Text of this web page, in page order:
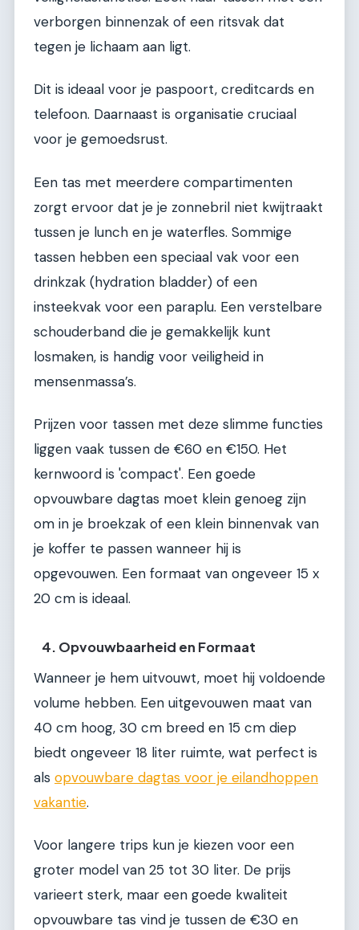
verborgen binnenzak of een ritsvak dat
tegen je lichaam aan ligt.
Dit is ideaal voor je paspoort, creditcards en
telefoon. Daarnaast is organisatie cruciaal
voor je gemoedsrust.
Een tas met meerdere compartimenten
zorgt ervoor dat je je zonnebril niet kwijtraakt
tussen je lunch en je waterfles. Sommige
tassen hebben een speciaal vak voor een
drinkzak (hydration bladder) of een
insteekvak voor een paraplu. Een verstelbare
schouderband die je gemakkelijk kunt
losmaken, is handig voor veiligheid in
mensenmassa’s.
Prijzen voor tassen met deze slimme functies
liggen vaak tussen de €60 en €150. Het
kernwoord is 'compact'. Een goede
opvouwbare dagtas moet klein genoeg zijn
om in je broekzak of een klein binnenvak van
je koffer te passen wanneer hij is
opgevouwen. Een formaat van ongeveer 15 x
20 cm is ideaal.
4. Opvouwbaarheid en Formaat
Wanneer je hem uitvouwt, moet hij voldoende
volume hebben. Een uitgevouwen maat van
40 cm hoog, 30 cm breed en 15 cm diep
biedt ongeveer 18 liter ruimte, wat perfect is
als opvouwbare dagtas voor je eilandhoppen
vakantie.
Voor langere trips kun je kiezen voor een
groter model van 25 tot 30 liter. De prijs
varieert sterk, maar een goede kwaliteit
opvouwbare tas vind je tussen de €30 en